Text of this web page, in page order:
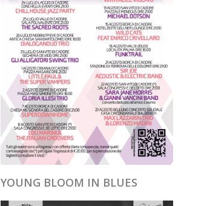
YOUNG BLOOM IN BLUES